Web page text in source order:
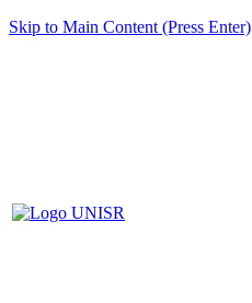
Skip to Main Content (Press Enter)